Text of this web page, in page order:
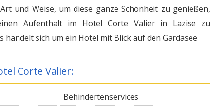
und Weise, um diese ganze Schönheit zu genießen,
Aufenthalt im Hotel Corte Valier in Lazise zu
handelt sich um ein Hotel mit Blick auf den Gardasee
Corte Valier:
Behindertenservices